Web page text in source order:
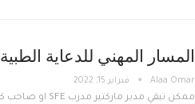
المسار المهني للدعاية الطبية
فبراير 15, 2022
ممكن تبقي مدير ماركتير مدرب SFE او صاحب كيان ممكن استشاري تغذية